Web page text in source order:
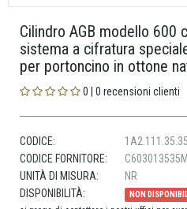
Cilindro AGB modello 600
sistema a cifratura
per portoncino in ottone
0 | 0 recensioni clienti
CODICE:
CODICE FORNITORE:
UNITÀ DI MISURA:
NR
DISPONIBILITÀ:
NON